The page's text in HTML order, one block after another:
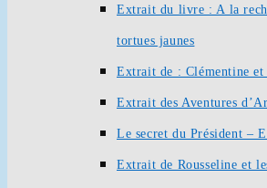
Extrait du livre : A la
tortues jaunes
Extrait de : Clémentine et
Extrait des Aventures
Le secret du Président –
Extrait de Rousseline et